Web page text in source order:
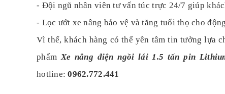
- Đội ngũ nhân viên tư vấn túc trực 24/7 giúp
- Lọc ướt xe nâng bảo vệ và tăng tuổi thọ cho
Vì thế, khách hàng có thể yên tâm tin tưởng lựa
phẩmXe nâng điện ngồi lái 1.5 tấn pin
hotline:0962.772.441